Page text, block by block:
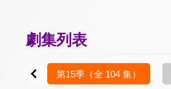
劇集列表
第15季 （全 104 集）